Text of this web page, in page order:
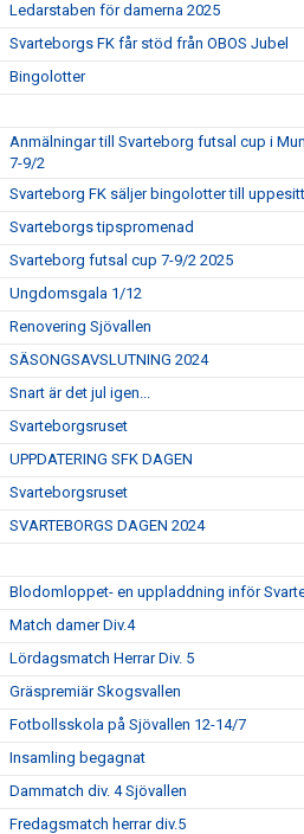
Ledarstaben för damerna 2025
Svarteborgs FK får stöd från OBOS Jubel
Bingolotter
Anmälningar till Svarteborg futsal cup i
7-9/2
Svarteborg FK säljer bingolotter till
Svarteborgs tipspromenad
Svarteborg futsal cup 7-9/2 2025
Ungdomsgala 1/12
Renovering Sjövallen
SÄSONGSAVSLUTNING 2024
Snart är det jul igen...
Svarteborgsruset
UPPDATERING SFK DAGEN
Svarteborgsruset
SVARTEBORGS DAGEN 2024
Blodomloppet- en uppladdning inför
Match damer Div.4
Lördagsmatch Herrar Div. 5
Gräspremiär Skogsvallen
Fotbollsskola på Sjövallen 12-14/7
Insamling begagnat
Dammatch div. 4 Sjövallen
Fredagsmatch herrar div.5